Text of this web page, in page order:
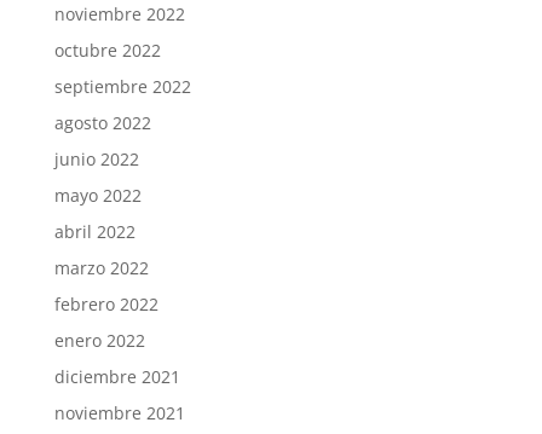
noviembre 2022
octubre 2022
septiembre 2022
agosto 2022
junio 2022
mayo 2022
abril 2022
marzo 2022
febrero 2022
enero 2022
diciembre 2021
noviembre 2021